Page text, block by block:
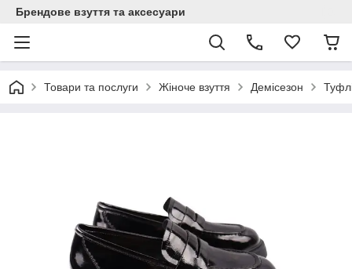
Брендове взуття та аксесуари
Товари та послуги Жіноче взуття Демісезон